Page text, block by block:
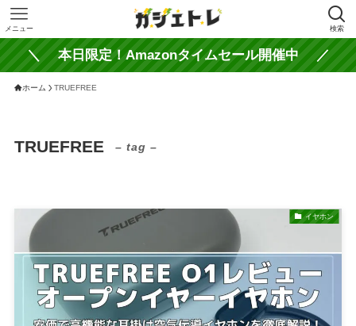
検索
メニュー
＼ 本日限定！Amazonタイムセール開催中 ／
ホーム TRUEFREE
TRUEFREE – tag –
イヤホン